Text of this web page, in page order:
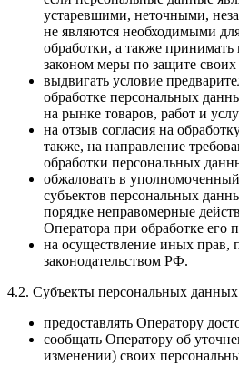
устаревшими, неточными,
не являются необходимыми
обработки, а также
законом меры по защите своих
выдвигать условие
обработке персональных
на рынке товаров, работ и
на отзыв согласия на
также, на направление
обработки персональных
обжаловать в
субъектов персональных
порядке неправомерные
Оператора при обработке его
на осуществление иных прав,
законодательством РФ.
4.2. Субъекты персональных
предоставлять Оператору
сообщать Оператору об
изменении) своих